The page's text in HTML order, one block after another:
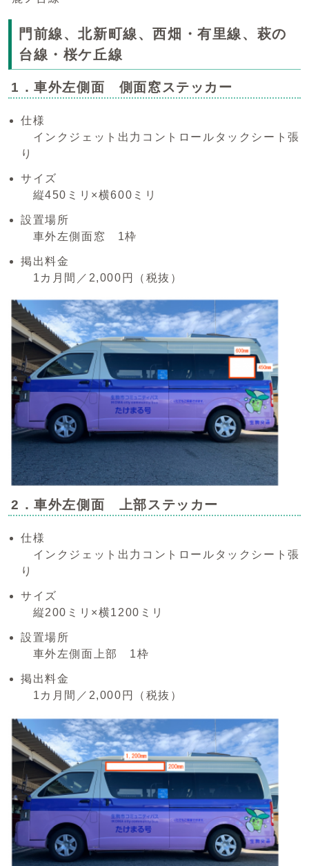
門前線、北新町線、西畑・有里線、萩の
台線・桜ケ丘線
1．車外左側面 側面窓ステッカー
仕様
インクジェット出力コントロールタックシート張
り
サイズ
縦450ミリ×横600ミリ
設置場所
車外左側面窓 1枠
掲出料金
1カ月間／2,000円（税抜）
2．車外左側面 上部ステッカー
仕様
インクジェット出力コントロールタックシート張
り
サイズ
縦200ミリ×横1200ミリ
設置場所
車外左側面上部 1枠
掲出料金
1カ月間／2,000円（税抜）